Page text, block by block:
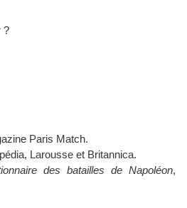
?
Paris Match.
Larousse et Britannica.
des batailles de Napoléon,